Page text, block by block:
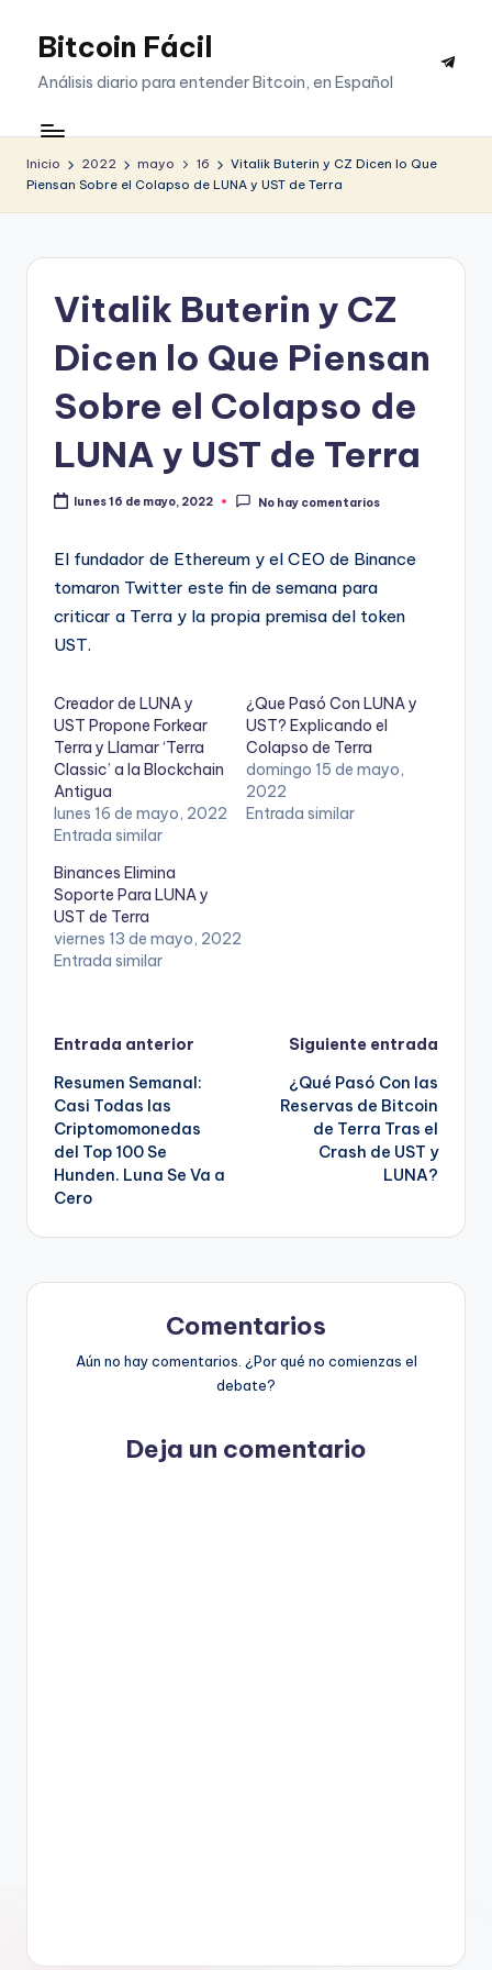
SaltarBitcoin Fácil
Análisis diario para entender Bitcoin, en Español
Inicio 2022 mayo 16
Vitalik Buterin y CZ Dicen lo Que
Piensan Sobre el Colapso de LUNA y UST de Terra
Vitalik Buterin y CZ
Dicen lo Que Piensan
Sobre el Colapso de
LUNA y UST de Terra
lunes 16 de mayo, 2022 No hay comentarios
El fundador de Ethereum y el CEO de Binance
tomaron Twitter este fin de semana para
criticar a Terra y la propia premisa del token
UST.
Creador de LUNA y
UST Propone Forkear
Terra y Llamar ‘Terra
Classic’ a la Blockchain
Antigua
lunes 16 de mayo, 2022
Entrada similar
¿Que Pasó Con LUNA y
UST? Explicando el
Colapso de Terra
domingo 15 de mayo,
2022
Entrada similar
Binances Elimina
Soporte Para LUNA y
UST de Terra
viernes 13 de mayo, 2022
Entrada similar
Navegación
de
entradas
Entrada anterior
Resumen Semanal:
Casi Todas las
Criptomomonedas
del Top 100 Se
Hunden. Luna Se Va a
Cero
Siguiente entrada
¿Qué Pasó Con las
Reservas de Bitcoin
de Terra Tras el
Crash de UST y
LUNA?
Comentarios
Aún no hay comentarios. ¿Por qué no comienzas el
debate?
Deja un comentario